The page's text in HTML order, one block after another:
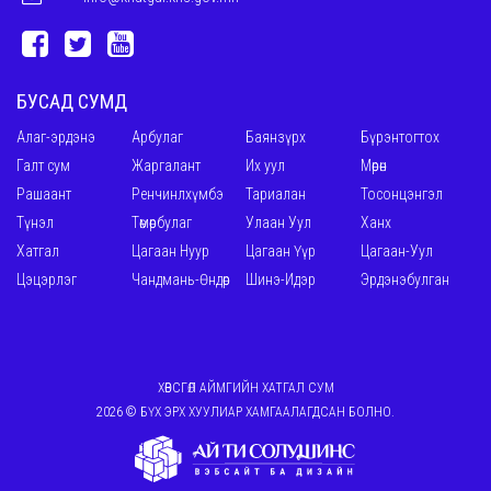
БУСАД СУМД
Алаг-эрдэнэ Арбулаг Баянзүрх
Бүрэнтогтох
Галт сум
Жаргалант Их уул
Мөрөн
Рашаант
Ренчинлхүмбэ Тариалан
Тосонцэнгэл
Түнэл
Төмөрбулаг Улаан Уул
Ханх
Хатгал
Цагаан Нуур Цагаан Үүр
Цагаан-Уул
Цэцэрлэг
Чандмань-Өндөр Шинэ-Идэр Эрдэнэбулган
ХӨВСГӨЛ АЙМГИЙН ХАТГАЛ СУМ
2026 © БҮХ ЭРХ ХУУЛИАР ХАМГААЛАГДСАН БОЛНО.